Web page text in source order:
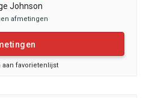
Johnson
afmetingen
aan favorietenlijst